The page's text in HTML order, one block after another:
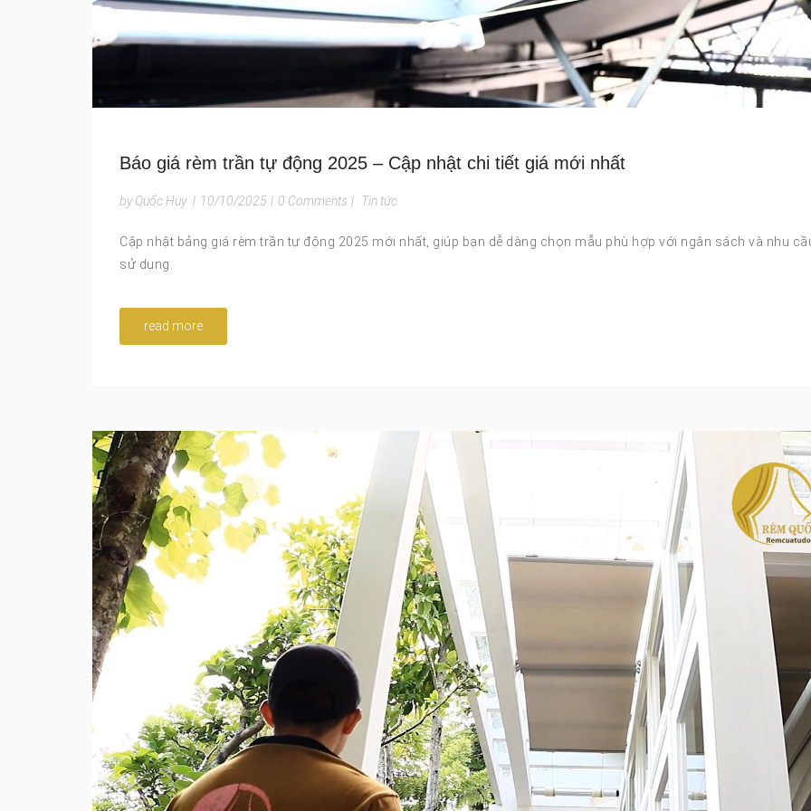
Báo giá rèm trần tự động 2025 – Cập nhật chi tiết giá mới nhất
by Quốc Huy | 10/10/2025 | 0 Comments | Tin tức
Cập nhật bảng giá rèm trần tự động 2025 mới nhất, giúp bạn dễ dàng chọn mẫu phù hợp với ngân sách và nhu
sử dụng.
read more